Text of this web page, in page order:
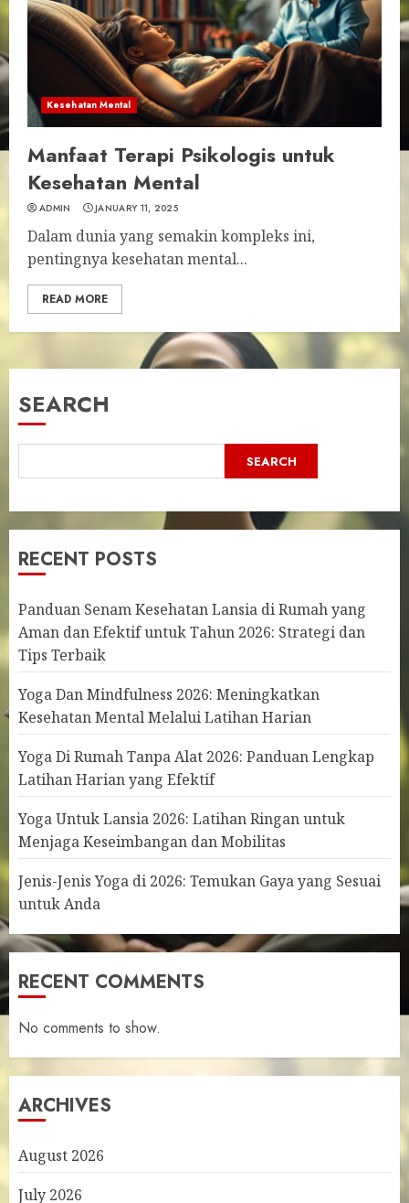
Kesehatan Mental
Manfaat Terapi Psikologis untuk
Kesehatan Mental
ADMIN JANUARY 11, 2025
Dalam dunia yang semakin kompleks ini,
pentingnya kesehatan mental...
READ MORE
SEARCH
SEARCH
RECENT POSTS
Panduan Senam Kesehatan Lansia di Rumah yang
Aman dan Efektif untuk Tahun 2026: Strategi dan
Tips Terbaik
Yoga Dan Mindfulness 2026: Meningkatkan
Kesehatan Mental Melalui Latihan Harian
Yoga Di Rumah Tanpa Alat 2026: Panduan Lengkap
Latihan Harian yang Efektif
Yoga Untuk Lansia 2026: Latihan Ringan untuk
Menjaga Keseimbangan dan Mobilitas
Jenis-Jenis Yoga di 2026: Temukan Gaya yang Sesuai
untuk Anda
RECENT COMMENTS
No comments to show.
ARCHIVES
August 2026
July 2026